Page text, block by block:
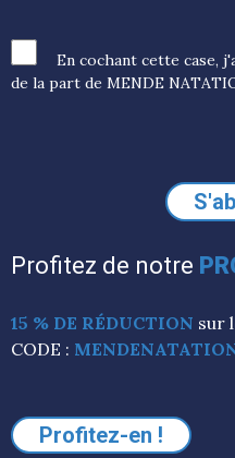
En cochant cette case,
de la part de MENDE
Profitez de notre
15 % DE RÉDUCTION sur
CODE :
Profitez-en !